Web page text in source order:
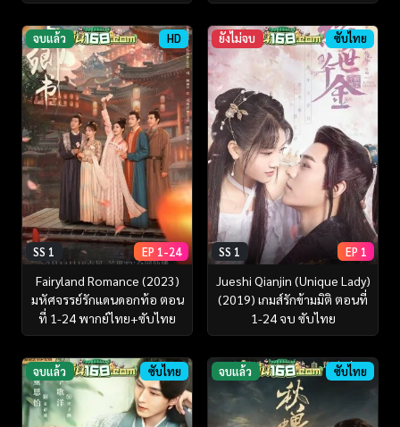
จบแล้ว HD
SS 1 EP 1-24
Fairyland Romance (2023)
มหัศจรรย์รักแดนดอกท้อ ตอน
ที่ 1-24 พากย์ไทย+ซับไทย
ยังไม่จบ ซับไทย
SS 1 EP 1
Jueshi Qianjin (Unique Lady)
(2019) เกมส์รักข้ามมิติ ตอนที่
1-24 จบ ซับไทย
จบแล้ว ซับไทย จบแล้ว ซับไทย